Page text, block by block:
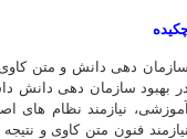
سازمان دهی دانش و متن کاوی،
در بهبود سازمان دهی دانش
آموزشی، نیازمند نظام های
نیازمند فنون متن کاوی و